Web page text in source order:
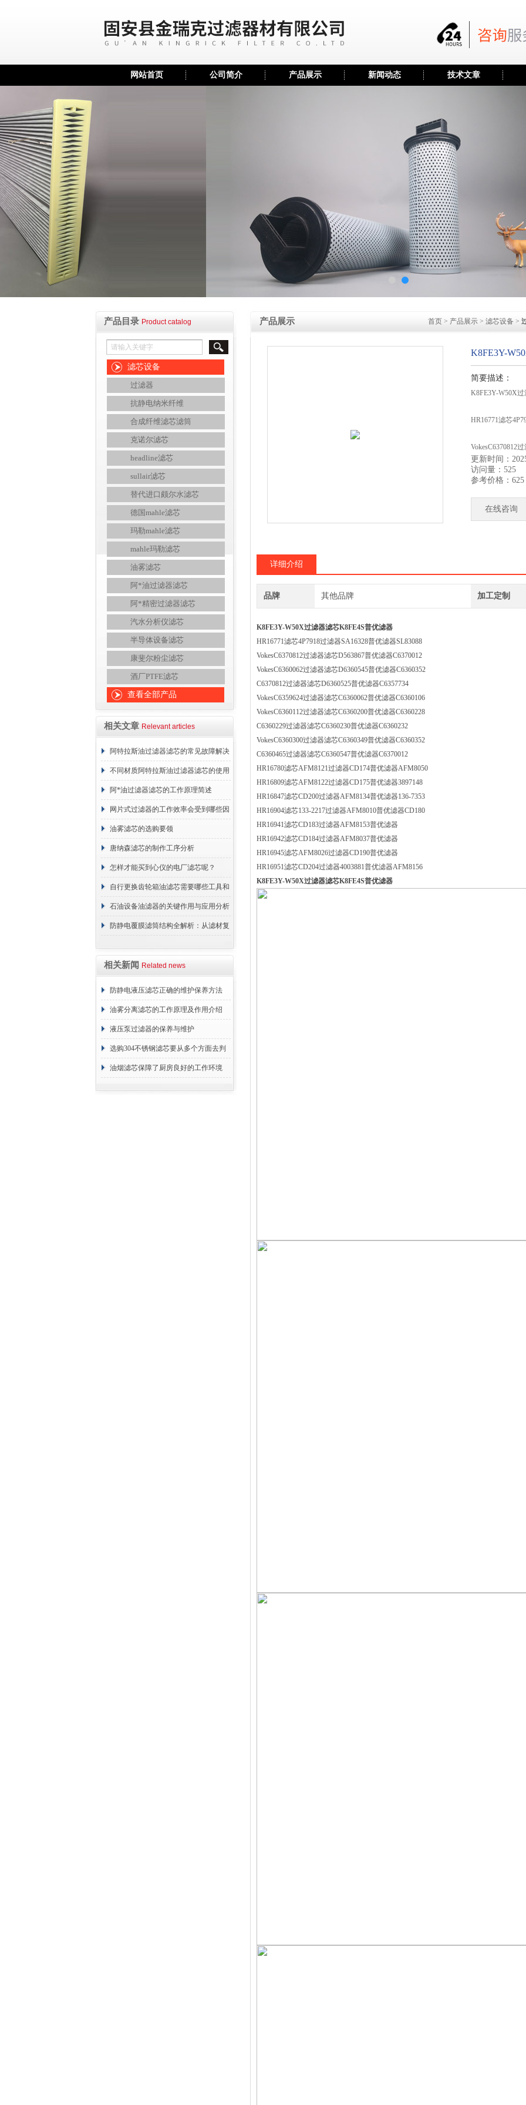
网站首页 公司简介 产品展示 新闻动态 技术文章
产品目录 Product catalog
滤芯设备
过滤器
抗静电纳米纤维
合成纤维滤芯滤筒
克诺尔滤芯
headline滤芯
sullair滤芯
替代进口颇尔水滤芯
德国mahle滤芯
玛勒mahle滤芯
mahle玛勒滤芯
油雾滤芯
阿*油过滤器滤芯
阿*精密过滤器滤芯
汽水分析仪滤芯
半导体设备滤芯
康斐尔粉尘滤芯
酒厂PTFE滤芯
查看全部产品
相关文章 Relevant articles
阿特拉斯油过滤器滤芯的常见故障解决
方法介绍
不同材质阿特拉斯油过滤器滤芯的使用
周期区别介绍
阿*油过滤器滤芯的工作原理简述
网片式过滤器的工作效率会受到哪些因
素的影响？
油雾滤芯的选购要领
唐纳森滤芯的制作工序分析
怎样才能买到心仪的电厂滤芯呢？
自行更换齿轮箱油滤芯需要哪些工具和
材料？
石油设备油滤器的关键作用与应用分析
防静电覆膜滤筒结构全解析：从滤材复
相关新闻 Related news
防静电液压滤芯正确的维护保养方法
油雾分离滤芯的工作原理及作用介绍
液压泵过滤器的保养与维护
选购304不锈钢滤芯要从多个方面去判
断
油烟滤芯保障了厨房良好的工作环境
产品展示 首页 > 产品展示 > 滤芯设备 >
K8FE3Y-
简要描述：
K8FE3Y-W50X
HR16771滤芯
VokesC6370812
VokesC6360062
更新时间：
访问量：525
参考价格：625
在线咨询
详细介绍
品牌 其他品牌 加工定制
K8FE3Y-W50X过滤器滤芯K8FE4S普优滤器
HR16771滤芯4P7918过滤器SA16328普优滤器SL83088
VokesC6370812过滤器滤芯D563867普优滤器C6370012
VokesC6360062过滤器滤芯D6360545普优滤器C6360352
C6370812过滤器滤芯D6360525普优滤器C6357734
VokesC6359624过滤器滤芯C6360062普优滤器C6360106
VokesC6360112过滤器滤芯C6360200普优滤器C6360228
C6360229过滤器滤芯C6360230普优滤器C6360232
VokesC6360300过滤器滤芯C6360349普优滤器C6360352
C6360465过滤器滤芯C6360547普优滤器C6370012
HR16780滤芯AFM8121过滤器CD174普优滤器AFM8050
HR16809滤芯AFM8122过滤器CD175普优滤器3897148
HR16847滤芯CD200过滤器AFM8134普优滤器136-7353
HR16904滤芯133-2217过滤器AFM8010普优滤器CD180
HR16941滤芯CD183过滤器AFM8153普优滤器
HR16942滤芯CD184过滤器AFM8037普优滤器
HR16945滤芯AFM8026过滤器CD190普优滤器
HR16951滤芯CD204过滤器4003881普优滤器AFM8156
K8FE3Y-W50X过滤器滤芯K8FE4S普优滤器